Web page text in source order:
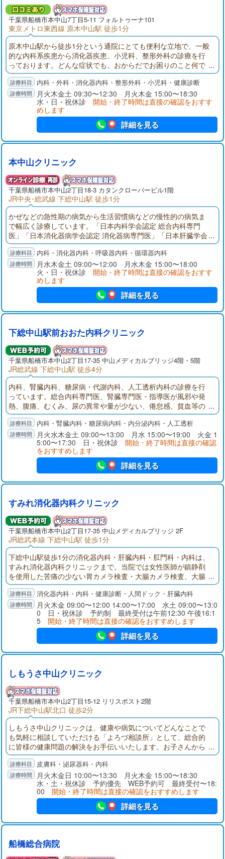
千葉県船橋市本中山7丁目5-11 フォルトゥーナ101
東京メトロ東西線 原木中山駅 徒歩1分
原木中山駅から徒歩1分という通院にとても便利な立地で、一般
的な内科系疾患から消化器疾患、小児科、整形外科の診療を行
っております。どんな症状でも、おからだでお困りのこと何で
もお気軽にご相談をいただけますと幸いでございます。
内科・外科・消化器内科・整形外科・小児科・健康診断
月火木金土 09:30〜12:30 月火木金 15:00〜18:30
水・日・祝休診 開始・終了時間は直接の確認をおすす
めします
詳細を見る
本中山クリニック
千葉県船橋市本中山2丁目18-3 カタンクローバービル1階
JR中央･総武線 下総中山駅 徒歩1分
かぜなどの急性期の病気から生活習慣病などの慢性的の病気ま
で幅広く診療しています。「日本内科学会認定 総合内科専門
医」「日本消化器病学会認定 消化器病専門医」「日本肝臓学会
認定 肝臓専門医」として、地域の皆さまに貢献できるよう努力
しています。内科の病気に関して、何でも相談できる地域のク
リニックを目指していますので、お気軽に話をしにいらしてく
内科・消化器内科・呼吸器内科・循環器内科
月水木金土 09:00〜12:00 月水木金 15:00〜18:00
火・日・祝休診 開始・終了時間は直接の確認をおすす
めします
詳細を見る
下総中山駅前おおた内科クリニック
千葉県船橋市本中山2丁目17-35 中山メディカルブリッジ4階・5階
JR総武線 下総中山駅 徒歩4分
内科、腎臓内科、糖尿病・代謝内科、人工透析内科の診療を行
っています。総合内科専門医、腎臓専門医・指導医が風邪や発
熱、腹痛、むくみ、尿の異常や量が少ない、倦怠感、貧血等の
症状の診療を行います。透析治療にも対応しています。
内科・腎臓内科・糖尿病内科・内分泌内科・人工透析
月火水木金土 09:00〜13:00 月水 15:00〜19:00 火金 1
5:00〜17:30 日・祝休診 開始・終了時間は直接の確認
をおすすめします
詳細を見る
すみれ消化器内科クリニック
千葉県船橋市本中山2丁目17-35 中山メディカルブリッジ 2F
JR総武本線 下総中山駅 徒歩1分
下総中山駅徒歩1分の消化器内科・肝臓内科・肛門科・内科は、
すみれ消化器内科クリニックまで。当院では女性医師が鎮静剤
を使用した苦痛の少ない胃カメラ検査・大腸カメラ検査、大腸
ポリープ切除、胃・大腸の同日検査、土曜検査、経口・経鼻検
査を行います。女性ならではの消化器症状のお悩みや、健康診
断での肝機能異常の診察も承ります。
消化器内科・内科・健康診断・人間ドック・肝臓内科
月火木金 09:00〜12:00 14:00〜17:00 水土 09:00〜13:0
0 日・祝休診 予約制 最終受付は午前12:30 午後16:1
5 開始・終了時間は直接の確認をおすすめします
詳細を見る
しもうさ中山クリニック
千葉県船橋市本中山2丁目15-12 リリスポスト2階
JR下総中山駅北口 徒歩2分
しもうさ中山クリニックは、健康や病気についてどんなことで
も気軽に相談していただける「よろづ相談所」として、総合的
に皆様の健康問題の解決をお手伝いいたします。お子さんから
ご年配の方まで、当「健康よろづ相談所」に、気になる症状、
お薬や検査結果のことなど、相談しにいらしてください。
皮膚科・泌尿器科・内科
月火木金日 10:00〜13:30 月火木金 15:00〜18:30
水・土・祝休診 予約優先 WEB予約可 最終受付〜18:
00 開始・終了時間は直接の確認をおすすめします
詳細を見る
船橋総合病院